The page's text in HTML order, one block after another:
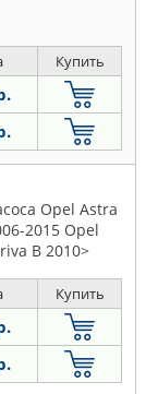
Купить
Opel Astra
2015 Opel
B 2010>
Купить